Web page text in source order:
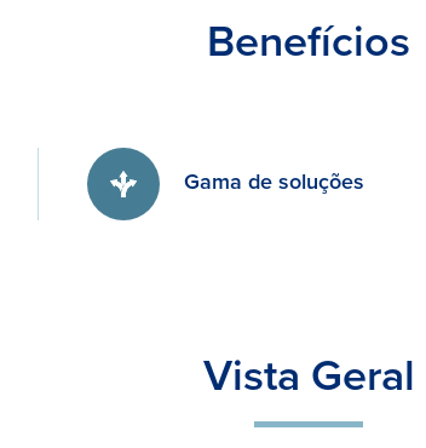
Benefícios
Gama de soluções
Vista Geral